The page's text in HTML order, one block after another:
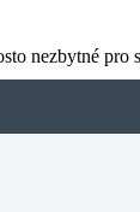
nezbytné